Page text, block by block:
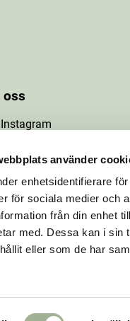
använder
enhetsidentifierare
för sociala medier och
från din enhet
med. Dessa kan i sin
eller som de har
oss
Instagram
Facebook
YouTube
ägs och